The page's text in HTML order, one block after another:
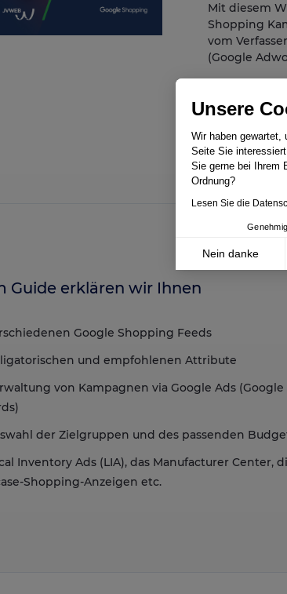
Unsere
Wir haben
Seite Sie
Sie gerne bei Ihrem
Ordnung?
Lesen Sie die
Nein danke
Mit diesem
Shopping
vom
(Google
Guide erklären wir Ihnen
Google Shopping Feeds
und empfohlenen Attribute
von Kampagnen via Google Ads (Google
der Zielgruppen und des passenden
Inventory Ads (LIA), das Manufacturer Center,
Shopping-Anzeigen etc.